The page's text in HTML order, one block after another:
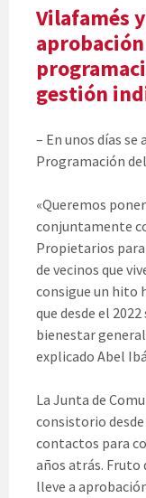
Vilafamés
gestión
– En unos días se
Programación
«Queremos
conjuntamente
Propietarios
de vecinos que
consigue un hito
que desde el
bienestar
explicado Abel
La Junta de
consistorio
contactos para
años atrás. Fruto
lleve a